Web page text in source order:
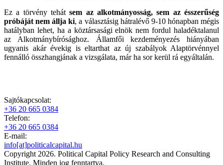
Ez a törvény tehátsem az alkotmányosság, sem az ésszerűség
próbáját nem állja ki, a választásig hátralévő 9-10 hónapban mégis
hatályban lehet, ha a köztársasági elnök nem fordul haladéktalanul
az Alkotmánybírósághoz. Államfői kezdeményezés hiányában
ugyanis akár évekig is eltarthat az új szabályok Alaptörvénnyel
fennálló összhangjának a vizsgálata, már ha sor kerül rá egyáltalán.
Sajtókapcsolat:
+36 20 665 0384
Telefon:
+36 20 665 0384
E-mail:
info[at]politicalcapital.hu
Copyright 2026. Political Capital Policy Research and Consulting
Institute. Minden jog fenntartva.